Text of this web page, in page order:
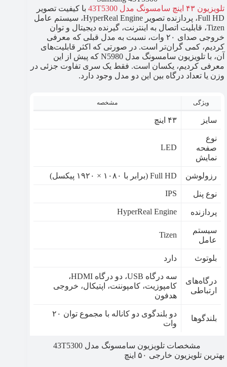
تلویزیون ۴۳ اینچ سامسونگ مدل 43T5300
با کیفیت تصویر
Full HD، پردازنده تصویر HyperReal Engine، سیستم عامل
Tizen، قابلیت اتصال به اینترنت، گیرنده دیجیتال و توان
خروجی صدای ۲۰ وات، نسبت به مدل قبلی که معرفی
کردیم، کمی گران‌تر است. در صورتی که اکثر قابلیت‌های
آن، با تلویزیون سامسونگ مدل N5980 که پیش از این
معرفی کردیم، یکسان است. فقط یک سری تفاوت جزئی در
وزن یا تعداد درگاه بین این دو مدل وجود دارد.
ویژگی مشخصه
سایز ۴۳ اینچ
نوع
صفحه
نمایش
LED
رزولوشن Full HD (برابر با ۱۰۸۰ × ۱۹۲۰ پیکسل)
نوع پنل IPS
پردازنده HyperReal Engine
سیستم
عامل
Tizen
بلوتوث دارد
درگاه‌های
ارتباطی
سه درگاه USB، دو درگاه HDMI،
کامپوزیت، کامپوننت، اپتیکال، خروجی
هدفون
بلندگوها
دو بلندگوی دو کاناله با مجموع توان ۲۰
وات
مشخصات تلویزیون سامسونگ مدل 43T5300
بهترین تلویزیون خارجی ۵۰ اینچ